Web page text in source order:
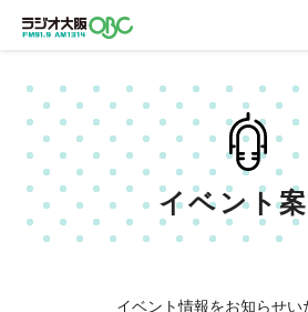
イベント
イベント情報をお知らせい